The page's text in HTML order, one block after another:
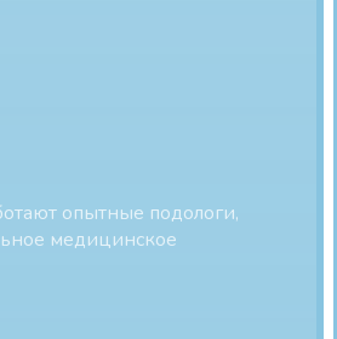
опытные подологи,
медицинское